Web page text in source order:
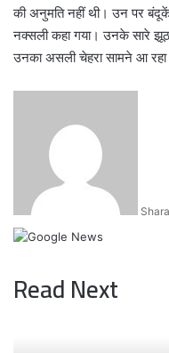
की अनुमति नहीं थी। उन पर
नक्सली कहा गया। उनके सारे
उनका असली चेहरा सामने आ रहा
Read Next